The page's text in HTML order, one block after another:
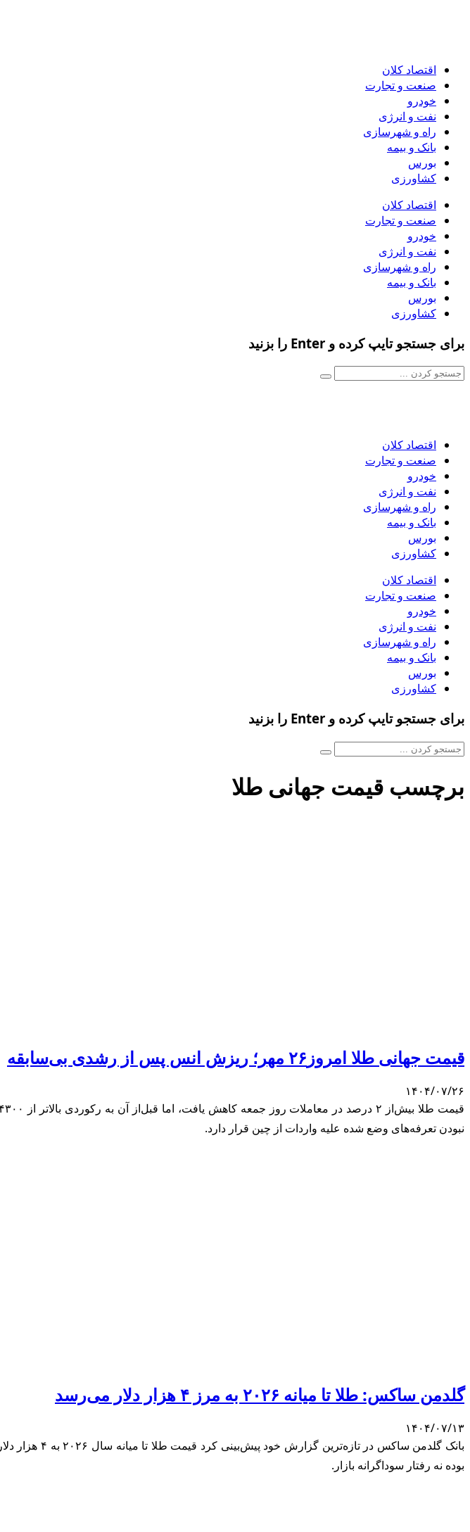
اقتصاد کلان
صنعت و تجارت
خودرو
نفت و انرژی
راه و شهرسازی
بانک و بیمه
بورس
کشاورزی
اقتصاد کلان
صنعت و تجارت
خودرو
نفت و انرژی
راه و شهرسازی
بانک و بیمه
بورس
کشاورزی
برای جستجو تایپ کرده و Enter را بزنید
اقتصاد کلان
صنعت و تجارت
خودرو
نفت و انرژی
راه و شهرسازی
بانک و بیمه
بورس
کشاورزی
اقتصاد کلان
صنعت و تجارت
خودرو
نفت و انرژی
راه و شهرسازی
بانک و بیمه
بورس
کشاورزی
برای جستجو تایپ کرده و Enter را بزنید
برچسب قیمت جهانی طلا
قیمت جهانی طلا امروز۲۶ مهر؛ ریزش انس پس از رشدی بی‌سابقه
۱۴۰۴/۰۷/۲۶
نبودن تعرفه‌های وضع شده علیه واردات از چین قرار دارد.
گلدمن ساکس: طلا تا میانه ۲۰۲۶ به مرز ۴ هزار دلار می‌رسد
۱۴۰۴/۰۷/۱۳
بوده نه رفتار سوداگرانه بازار.